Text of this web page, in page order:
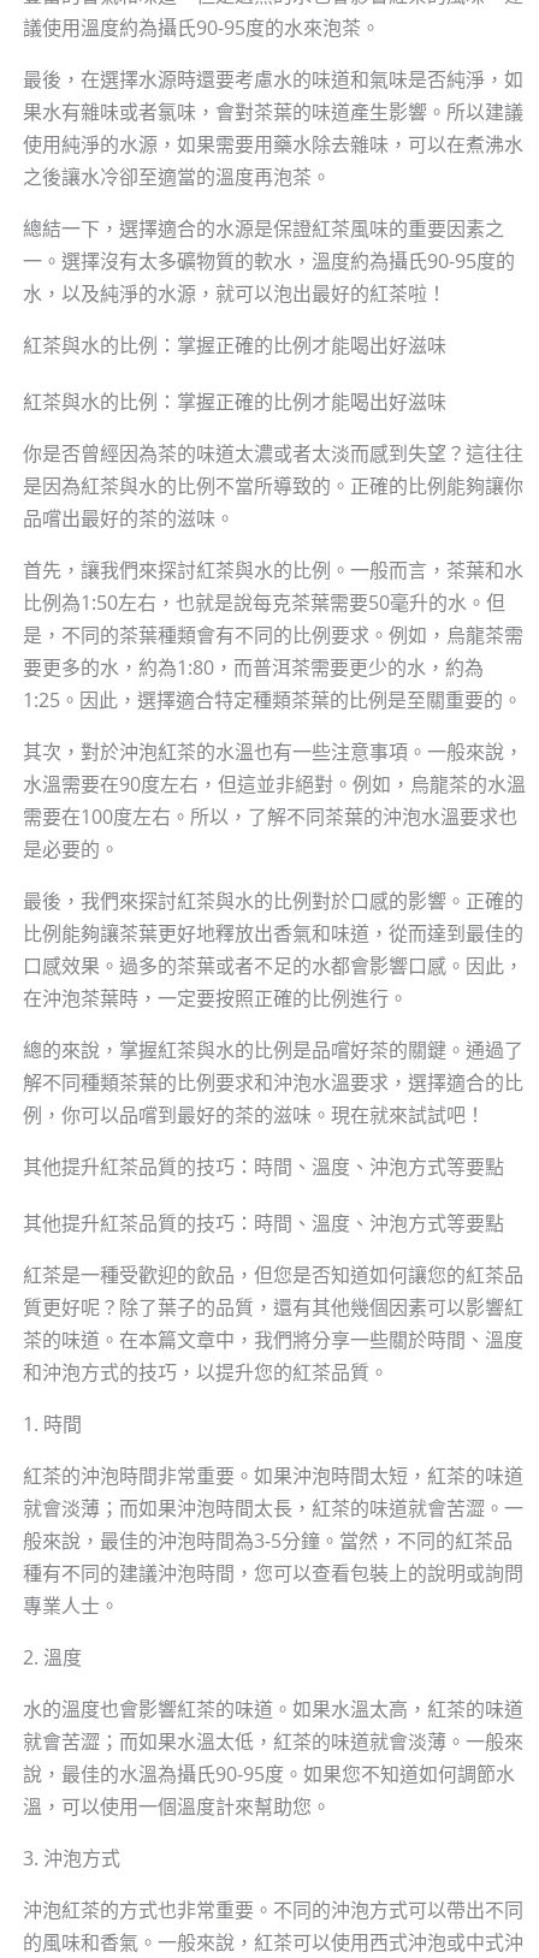
議使用溫度約為攝氏90-95度的水來泡茶。
最後，在選擇水源時還要考慮水的味道和氣味是否純淨，如
果水有雜味或者氯味，會對茶葉的味道產生影響。所以建議
使用純淨的水源，如果需要用藥水除去雜味，可以在煮沸水
之後讓水冷卻至適當的溫度再泡茶。
總結一下，選擇適合的水源是保證紅茶風味的重要因素之
一。選擇沒有太多礦物質的軟水，溫度約為攝氏90-95度的
水，以及純淨的水源，就可以泡出最好的紅茶啦！
紅茶與水的比例：掌握正確的比例才能喝出好滋味
紅茶與水的比例：掌握正確的比例才能喝出好滋味
你是否曾經因為茶的味道太濃或者太淡而感到失望？這往往
是因為紅茶與水的比例不當所導致的。正確的比例能夠讓你
品嚐出最好的茶的滋味。
首先，讓我們來探討紅茶與水的比例。一般而言，茶葉和水
比例為1:50左右，也就是說每克茶葉需要50毫升的水。但
是，不同的茶葉種類會有不同的比例要求。例如，烏龍茶需
要更多的水，約為1:80，而普洱茶需要更少的水，約為
1:25。因此，選擇適合特定種類茶葉的比例是至關重要的。
其次，對於沖泡紅茶的水溫也有一些注意事項。一般來說，
水溫需要在90度左右，但這並非絕對。例如，烏龍茶的水溫
需要在100度左右。所以，了解不同茶葉的沖泡水溫要求也
是必要的。
最後，我們來探討紅茶與水的比例對於口感的影響。正確的
比例能夠讓茶葉更好地釋放出香氣和味道，從而達到最佳的
口感效果。過多的茶葉或者不足的水都會影響口感。因此，
在沖泡茶葉時，一定要按照正確的比例進行。
總的來說，掌握紅茶與水的比例是品嚐好茶的關鍵。通過了
解不同種類茶葉的比例要求和沖泡水溫要求，選擇適合的比
例，你可以品嚐到最好的茶的滋味。現在就來試試吧！
其他提升紅茶品質的技巧：時間、溫度、沖泡方式等要點
其他提升紅茶品質的技巧：時間、溫度、沖泡方式等要點
紅茶是一種受歡迎的飲品，但您是否知道如何讓您的紅茶品
質更好呢？除了葉子的品質，還有其他幾個因素可以影響紅
茶的味道。在本篇文章中，我們將分享一些關於時間、溫度
和沖泡方式的技巧，以提升您的紅茶品質。
1. 時間
紅茶的沖泡時間非常重要。如果沖泡時間太短，紅茶的味道
就會淡薄；而如果沖泡時間太長，紅茶的味道就會苦澀。一
般來說，最佳的沖泡時間為3-5分鐘。當然，不同的紅茶品
種有不同的建議沖泡時間，您可以查看包裝上的說明或詢問
專業人士。
2. 溫度
水的溫度也會影響紅茶的味道。如果水溫太高，紅茶的味道
就會苦澀；而如果水溫太低，紅茶的味道就會淡薄。一般來
說，最佳的水溫為攝氏90-95度。如果您不知道如何調節水
溫，可以使用一個溫度計來幫助您。
3. 沖泡方式
沖泡紅茶的方式也非常重要。不同的沖泡方式可以帶出不同
的風味和香氣。一般來說，紅茶可以使用西式沖泡或中式沖